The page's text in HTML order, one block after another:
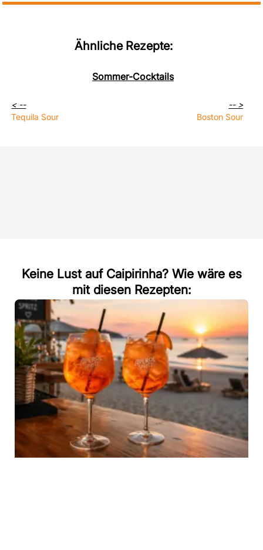
Ähnliche Rezepte:
Sommer-Cocktails
< --
Tequila Sour
-- >
Boston Sour
Keine Lust auf Caipirinha? Wie wäre es
mit diesen Rezepten: